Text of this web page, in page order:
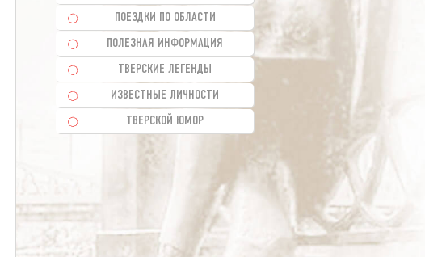
ПОЕЗДКИ ПО ОБЛАСТИ
ПОЛЕЗНАЯ ИНФОРМАЦИЯ
ТВЕРСКИЕ ЛЕГЕНДЫ
ИЗВЕСТНЫЕ ЛИЧНОСТИ
ТВЕРСКОЙ ЮМОР